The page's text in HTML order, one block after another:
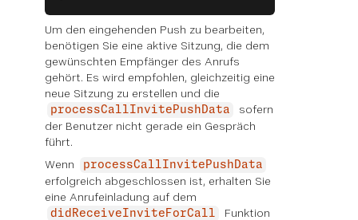
Um den eingehenden Push zu bearbeiten,
benötigen Sie eine aktive Sitzung, die dem
gewünschten Empfänger des Anrufs
gehört. Es wird empfohlen, gleichzeitig eine
neue Sitzung zu erstellen und die
processCallInvitePushData
sofern
der Benutzer nicht gerade ein Gespräch
führt.
Wenn
processCallInvitePushData
erfolgreich abgeschlossen ist, erhalten Sie
eine Anrufeinladung auf dem
didReceiveInviteForCall
Funktion